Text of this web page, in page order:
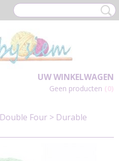
UW WINKELWAGEN
Geen producten (0)
Double Four > Durable